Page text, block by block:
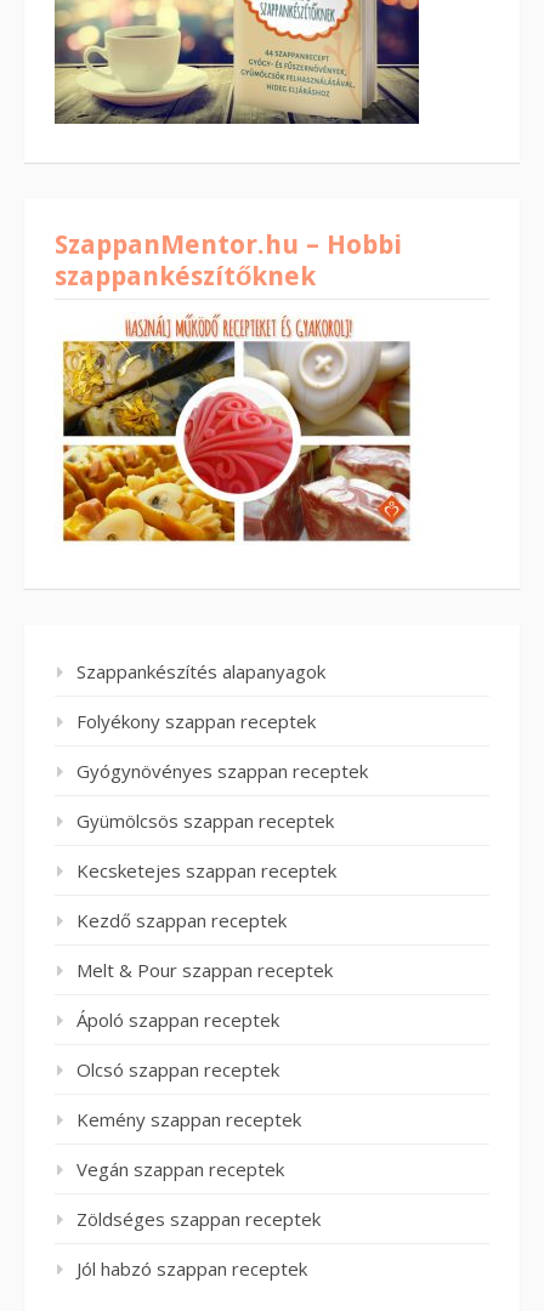
SzappanMentor.hu – Hobbi
szappankészítőknek
Szappankészítés alapanyagok
Folyékony szappan receptek
Gyógynövényes szappan receptek
Gyümölcsös szappan receptek
Kecsketejes szappan receptek
Kezdő szappan receptek
Melt & Pour szappan receptek
Ápoló szappan receptek
Olcsó szappan receptek
Kemény szappan receptek
Vegán szappan receptek
Zöldséges szappan receptek
Jól habzó szappan receptek